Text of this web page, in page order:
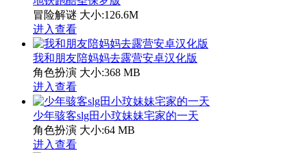
冒险解谜 大小:126.6M
进入查看
我和朋友陪妈妈去露营安卓汉化版
角色扮演 大小:368 MB
进入查看
少年骇客slg田小玟妹妹宅家的一天
角色扮演 大小:64 MB
进入查看